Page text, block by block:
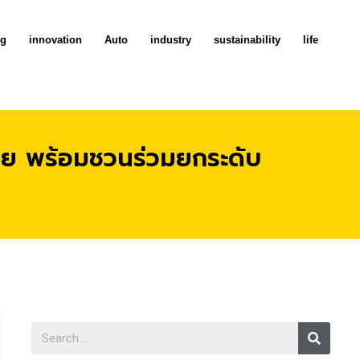
innovation Auto industry sustainability life
พร้อมชวนร่วมยกระดับ